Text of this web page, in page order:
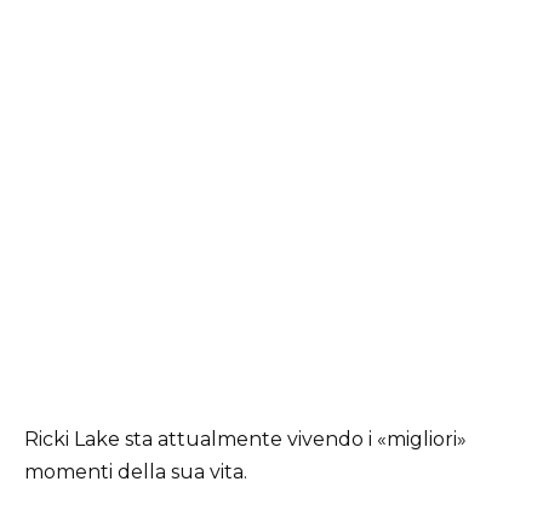
Ricki Lake sta attualmente vivendo i «migliori»
momenti della sua vita.